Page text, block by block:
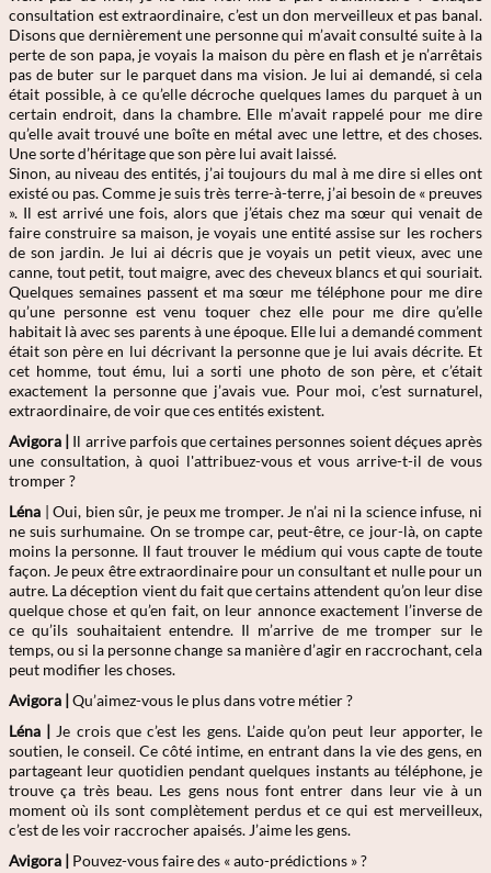
consultation est extraordinaire, c’est un don merveilleux et pas banal.
Disons que dernièrement une personne qui m’avait consulté suite à la
perte de son papa, je voyais la maison du père en flash et je n’arrêtais
pas de buter sur le parquet dans ma vision. Je lui ai demandé, si cela
était possible, à ce qu’elle décroche quelques lames du parquet à un
certain endroit, dans la chambre. Elle m’avait rappelé pour me dire
qu’elle avait trouvé une boîte en métal avec une lettre, et des choses.
Une sorte d’héritage que son père lui avait laissé.
Sinon, au niveau des entités, j’ai toujours du mal à me dire si elles ont
existé ou pas. Comme je suis très terre-à-terre, j’ai besoin de « preuves
». Il est arrivé une fois, alors que j’étais chez ma sœur qui venait de
faire construire sa maison, je voyais une entité assise sur les rochers
de son jardin. Je lui ai décris que je voyais un petit vieux, avec une
canne, tout petit, tout maigre, avec des cheveux blancs et qui souriait.
Quelques semaines passent et ma sœur me téléphone pour me dire
qu’une personne est venu toquer chez elle pour me dire qu’elle
habitait là avec ses parents à une époque. Elle lui a demandé comment
était son père en lui décrivant la personne que je lui avais décrite. Et
cet homme, tout ému, lui a sorti une photo de son père, et c’était
exactement la personne que j’avais vue. Pour moi, c’est surnaturel,
extraordinaire, de voir que ces entités existent.
Avigora | Il arrive parfois que certaines personnes soient déçues après
une consultation, à quoi l'attribuez-vous et vous arrive-t-il de vous
tromper ?
Léna | Oui, bien sûr, je peux me tromper. Je n’ai ni la science infuse, ni
ne suis surhumaine. On se trompe car, peut-être, ce jour-là, on capte
moins la personne. Il faut trouver le médium qui vous capte de toute
façon. Je peux être extraordinaire pour un consultant et nulle pour un
autre. La déception vient du fait que certains attendent qu’on leur dise
quelque chose et qu’en fait, on leur annonce exactement l’inverse de
ce qu’ils souhaitaient entendre. Il m’arrive de me tromper sur le
temps, ou si la personne change sa manière d’agir en raccrochant, cela
peut modifier les choses.
Avigora | Qu’aimez-vous le plus dans votre métier ?
Léna | Je crois que c’est les gens. L’aide qu’on peut leur apporter, le
soutien, le conseil. Ce côté intime, en entrant dans la vie des gens, en
partageant leur quotidien pendant quelques instants au téléphone, je
trouve ça très beau. Les gens nous font entrer dans leur vie à un
moment où ils sont complètement perdus et ce qui est merveilleux,
c’est de les voir raccrocher apaisés. J’aime les gens.
Avigora | Pouvez-vous faire des « auto-prédictions » ?